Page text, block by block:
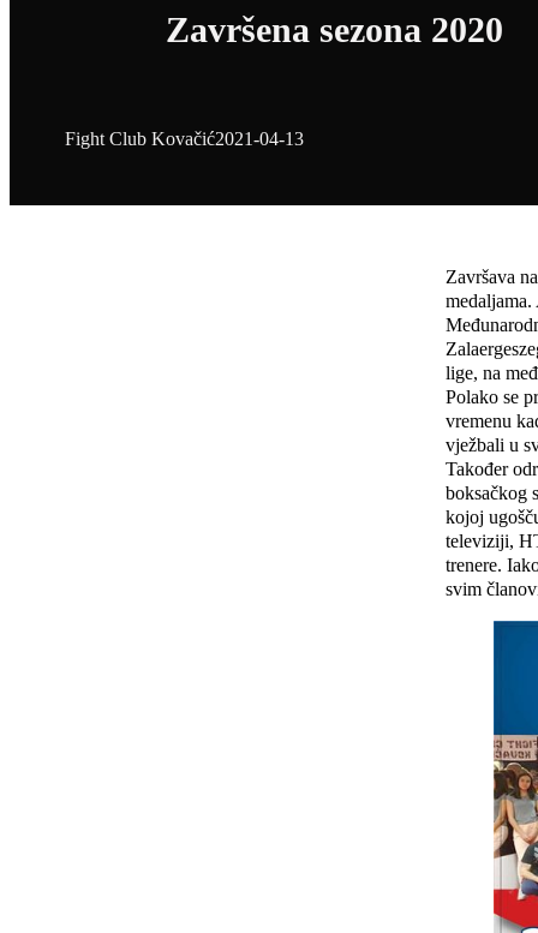
Završena sezona 2020
Fight Club Kovačić2021-04-13
Završava
lige, na
Polako se
vremenu
vježbali u
Također
boksačkog
kojoj
televiziji,
trenere.
svim